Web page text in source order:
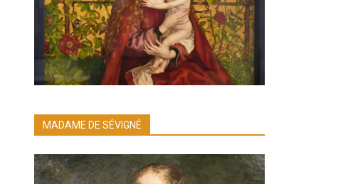
MADAME DE SÉVIGNÉ